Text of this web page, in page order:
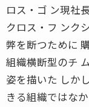
ロス・ゴ ン現社
クロス・フ ンク
弊を断つために
組織横断型のチ
姿を描いた しか
きる組織ではな